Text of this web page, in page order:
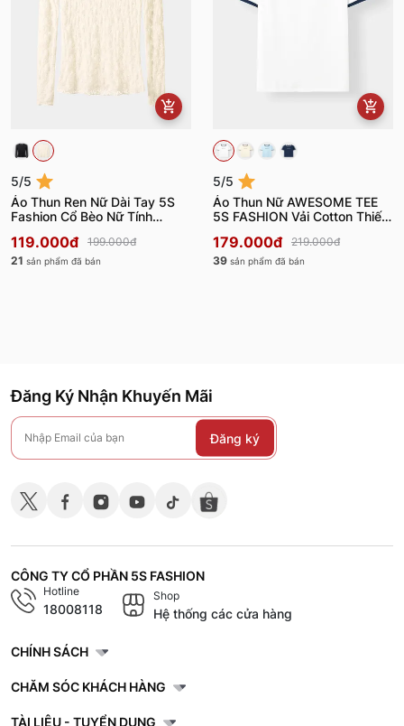
5/5
Áo Thun Ren Nữ Dài Tay 5S
Fashion Cổ Bèo Nữ Tính
119.000đ
199.000đ
21 sản phẩm đã bán
5/5
Áo Thun Nữ AWESOME TEE
5S FASHION Vải Cotton Thiết
179.000đ
219.000đ
39 sản phẩm đã bán
Đăng Ký Nhận Khuyến Mãi
Đăng ký
CÔNG TY CỔ PHẦN 5S FASHION
Hotline
18008118
Shop
Hệ thống các cửa hàng
CHÍNH SÁCH
CHĂM SÓC KHÁCH HÀNG
TÀI LIỆU - TUYỂN DỤNG